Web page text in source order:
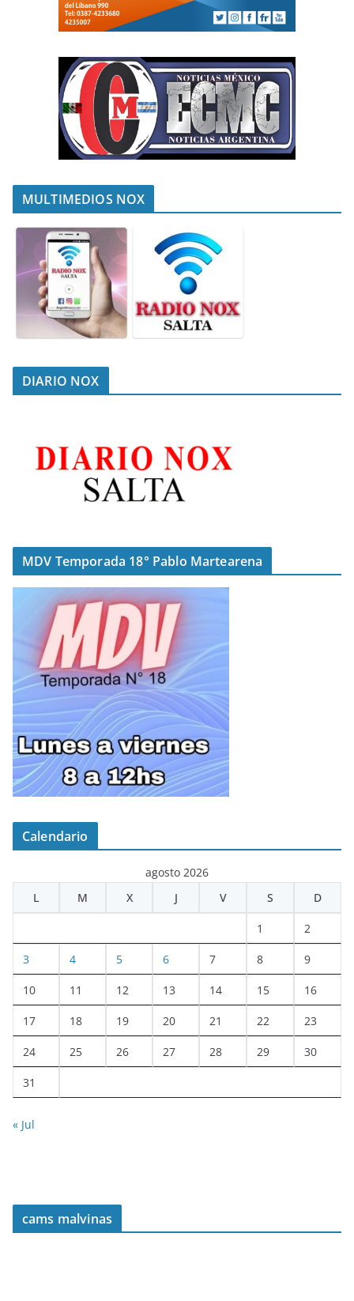
MULTIMEDIOS NOX
DIARIO NOX
MDV Temporada 18° Pablo Martearena
Calendario
agosto 2026
L
M X J V S D
1 2
3 4 5 6 7 8 9
10 11 12 13 14 15 16
17 18 19 20 21 22 23
24 25 26 27 28 29 30
31
« Jul
cams malvinas